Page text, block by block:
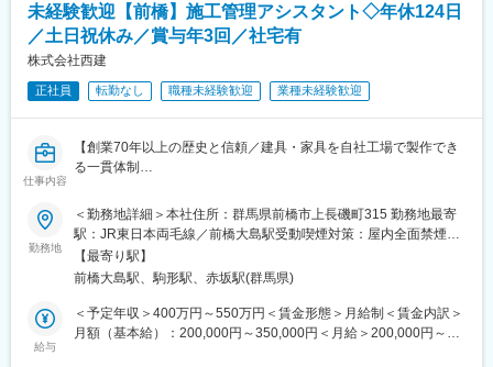
開発・生産・販売を行っています。島々を結ぶ橋梁や高速道路・
主要道路の橋、農業用水路用のU型製品をはじめ、道路端の擁壁
や法面保護、住宅や造成工事にも使われるL型擁壁などのコンクリ
変更の範囲：会社の定める業務
↓
納品先の配達を終えた後は、その他のお客様先を訪問。
ガスの残量チェックなどをしながら、お困りごとがないか確認し
ます。
■魅力点：
・ノルマはなく、部署共通の目標と自身定めた目標を追っていく
形になるので、数値的なストレスはありません！
・産業ガス以外にも、関連商品や装置、設備工事など幅広い商材
を持っているため、お客様のニーズに合わせた幅広い提案が可能
です。
・専門的な商材知識については、ご入社後にOJTなどを通じて習
得いただきますので、ご安心ください！
未経験歓迎【前橋】施工管理アシスタント◇年休124日
／土日祝休み／賞与年3回／社宅有
株式会社西建
正社員 転勤なし 職種未経験歓迎 業種未経験歓迎
仕事内容
【創業70年以上の歴史と信頼／建具・家具を自社工場で製作でき
る一貫体制
■業務内容：
新築・改修工事における木製建具および造作家具工事の施工管理
業務をお任せします。現場責任者として、工程管理や品質管理、
安全管理、協力会社との調整など、工事全体のマネジメントを担
当していただきます。
・木製建具・造作家具工事の施工管理業務全般
・現場の工程管理および進捗管理
勤務地
＜勤務地詳細＞本社住所：群馬県前橋市上長磯町315 勤務地最寄
駅：JR東日本両毛線／前橋大島駅受動喫煙対策：屋内全面禁煙変
更の範囲：無
【最寄り駅】
前橋大島駅、駒形駅、赤坂駅(群馬県)
給与
＜予定年収＞400万円～550万円＜賃金形態＞月給制＜賃金内訳＞
月額（基本給）：200,000円～350,000円＜月給＞200,000円～